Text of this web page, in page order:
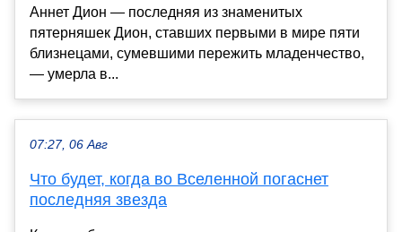
Аннет Дион — последняя из знаменитых
пятерняшек Дион, ставших первыми в мире пяти
близнецами, сумевшими пережить младенчество,
— умерла в...
07:27, 06 Авг
Что будет, когда во Вселенной погаснет
последняя звезда